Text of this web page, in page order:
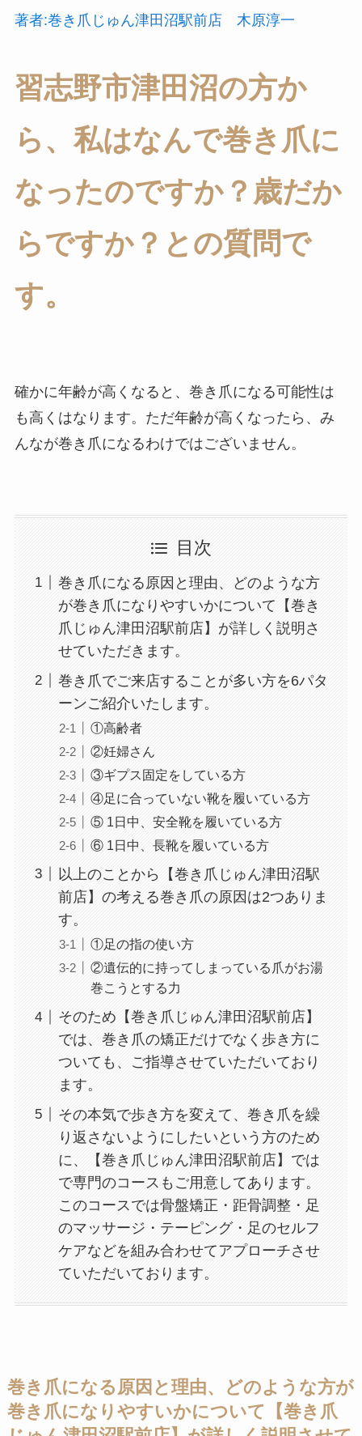
著者:巻き爪じゅん津田沼駅前店 木原淳一
習志野市津田沼の方か
ら、私はなんで巻き爪に
なったのですか？歳だか
らですか？との質問で
す。
確かに年齢が高くなると、巻き爪になる可能性は
も高くはなります。ただ年齢が高くなったら、み
んなが巻き爪になるわけではございません。
目次
巻き爪になる原因と理由、どのような方
が巻き爪になりやすいかについて【巻き
爪じゅん津田沼駅前店】が詳しく説明さ
せていただきます。
巻き爪でご来店することが多い方を6パタ
ーンご紹介いたします。
①高齢者
②妊婦さん
③ギプス固定をしている方
④足に合っていない靴を履いている方
⑤ 1日中、安全靴を履いている方
⑥ 1日中、長靴を履いている方
以上のことから【巻き爪じゅん津田沼駅
前店】の考える巻き爪の原因は2つありま
す。
①足の指の使い方
②遺伝的に持ってしまっている爪がお湯
巻こうとする力
そのため【巻き爪じゅん津田沼駅前店】
では、巻き爪の矯正だけでなく歩き方に
ついても、ご指導させていただいており
ます。
その本気で歩き方を変えて、巻き爪を繰
り返さないようにしたいという方のため
に、【巻き爪じゅん津田沼駅前店】では
で専門のコースもご用意してあります。
このコースでは骨盤矯正・距骨調整・足
のマッサージ・テーピング・足のセルフ
ケアなどを組み合わせてアプローチさせ
ていただいております。
巻き爪になる原因と理由、どのような方が
巻き爪になりやすいかについて【巻き爪